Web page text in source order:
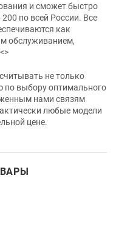
и сможет быстро
по всей России. Все
как
обслуживанием,
не только
по выбору оптимального
нами связям
любые модели
цене.